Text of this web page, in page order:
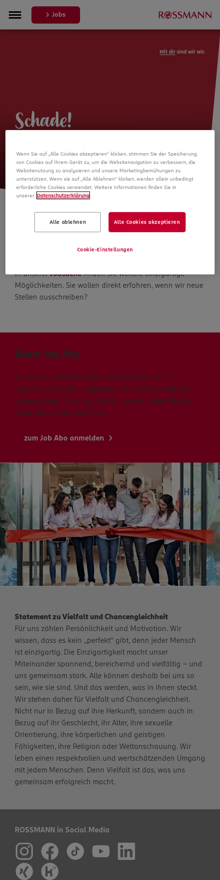
Jobs
Mit dir sind wir wir.
Schade!
mehr verfügbar
Die Suche geht weiter
In unsererJobsuchefinden Sie weitere einzigartige
Möglichkeiten. Sie wollen direkt erfahren, wenn wir neue
Stellen ausschreiben?
Unser Job Abo
Sie wollen direkt erfahren, wenn wir neue Stellen
ausschreiben? Dann registrieren Sie sich schnell und
unkompliziert für unser Job Abo und erhalten Sie alle
Stellenangebote via E-Mail.
zum Job Abo anmelden
Statement zu Vielfalt und Chancengleichheit
Für uns zählen Persönlichkeit und Motivation. Wir
wissen, dass es kein „perfekt“ gibt, denn jeder Mensch
ist einzigartig. Die Einzigartigkeit macht unser
Miteinander spannend, bereichernd und vielfältig – und
uns gemeinsam stark. Alle können deshalb bei uns so
sein, wie sie sind. Und das werden, was in ihnen steckt.
Wir stehen daher für Vielfalt und Chancengleichheit.
Nicht nur in Bezug auf ihre Herkunft, sondern auch in
Bezug auf ihr Geschlecht, ihr Alter, ihre sexuelle
Orientierung, ihre körperlichen und geistigen
Fähigkeiten, ihre Religion oder Weltanschauung. Wir
leben einen respektvollen und wertschätzenden Umgang
mit jedem Menschen. Denn Vielfalt ist das, was uns
gemeinsam erfolgreich macht.
ROSSMANN in Social Media
Wenn Sie auf „Alle Cookies akzeptieren“ klicken, stimmen Sie der Speicherung
von Cookies auf Ihrem Gerät zu, um die Websitenavigation zu verbessern, die
Websitenutzung zu analysieren und unsere Marketingbemühungen zu
unterstützen. Wenn sie auf „Alle Ablehnen“ klicken, werden allein unbedingt
erforderliche Cookies verwendet. Weitere Informationen finden Sie in
unserer Datenschutzerklärung
Alle ablehnen Alle Cookies akzeptieren
Cookie-Einstellungen